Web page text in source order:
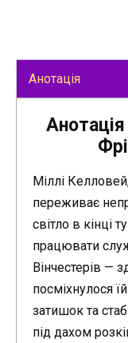
Анотація
Міллі
переживає
світло в кінці
працювати
Вінчестерів —
посміхнулося
затишок та
під дахом